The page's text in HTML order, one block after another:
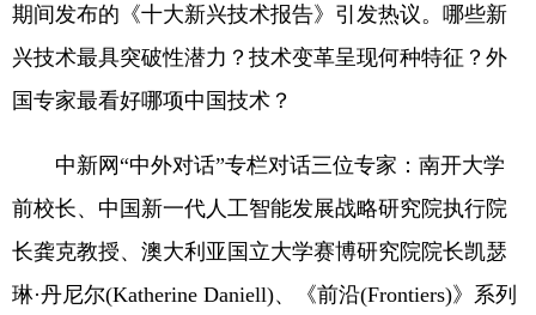
期间发布的《十大新兴技术报告》引发热议。哪些新
兴技术最具突破性潜力？技术变革呈现何种特征？外
国专家最看好哪项中国技术？
中新网“中外对话”专栏对话三位专家：南开大学
前校长、中国新一代人工智能发展战略研究院执行院
长龚克教授、澳大利亚国立大学赛博研究院院长凯瑟
琳·丹尼尔(Katherine Daniell)、《前沿(Frontiers)》系列